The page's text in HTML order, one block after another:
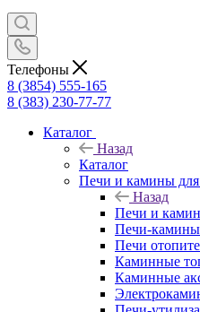
Телефоны
8 (3854) 555-165
8 (383) 230-77-77
Каталог
Назад
Каталог
Печи и камины
Назад
Печи и
Печи-камины
Печи
Каминные
Каминные